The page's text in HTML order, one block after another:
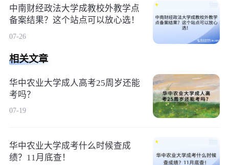
中南财经政法大学成教校外教学点
备案结果？这个站点可以放心选！
07-26
相关文章
华中农业大学成人高考25周岁还能
考吗？
07-19
华中农业大学成考什么时候查成
绩？11月底查！